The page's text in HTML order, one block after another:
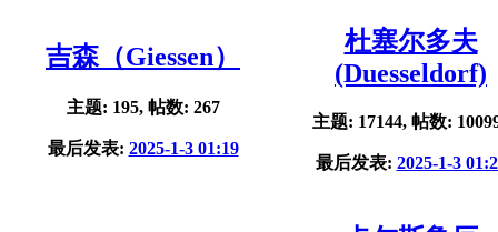
吉森（Giessen）
主题: 195, 帖数: 267
最后发表: 2025-1-3 01:19
杜塞尔多夫
(Duesseldorf)
主题: 17144, 帖数:
最后发表: 2025-1-3